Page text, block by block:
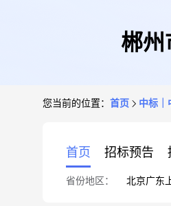
郴州
您当前的位置： 首页 中标｜
首页 招标预告
省份地区： 北京广东